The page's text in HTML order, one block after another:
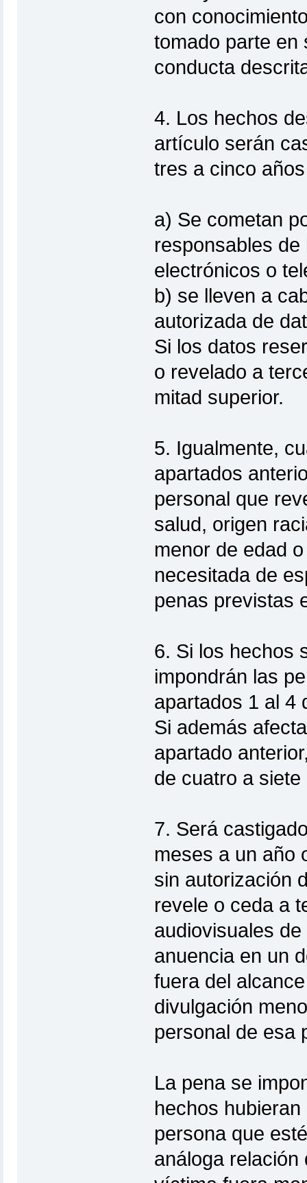
con
tomado parte en
conducta
4. Los hechos
artículo serán
tres a cinco
a) Se cometan
responsables
electrónicos o
b) se lleven a
autorizada de
Si los datos
o revelado a
mitad superior.
5. Igualmente,
apartados
personal que
salud, origen
menor de edad
necesitada de
penas previstas
6. Si los hechos
impondrán las
apartados 1 al 4
Si además
apartado
de cuatro a siete
7. Será
meses a un año
sin autorización
revele o ceda a
audiovisuales
anuencia en un
fuera del
divulgación
personal de esa
La pena se
hechos
persona que
análoga relación